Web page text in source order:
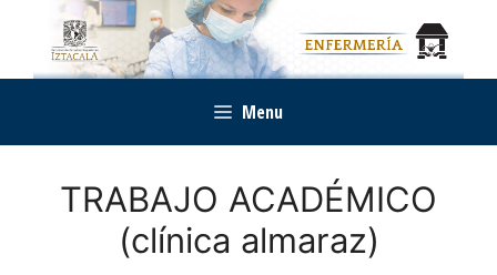
contenido
Menu
TRABAJO ACADÉMICO
(clínica almaraz)